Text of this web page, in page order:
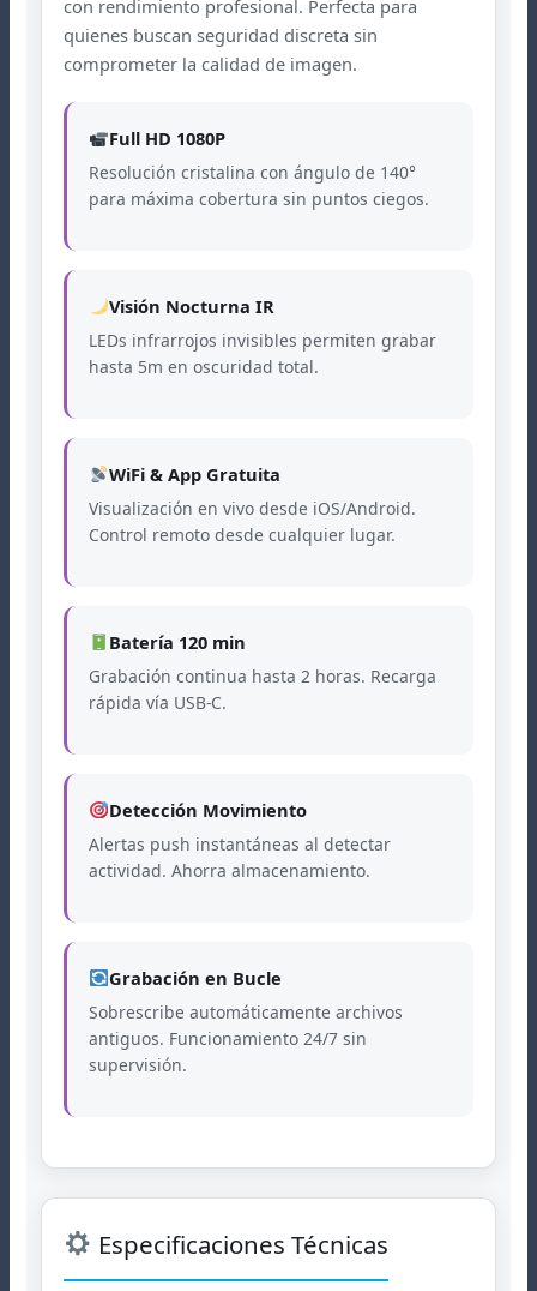
con rendimiento profesional. Perfecta para
quienes buscan seguridad discreta sin
comprometer la calidad de imagen.
Full HD 1080P
Resolución cristalina con ángulo de 140°
para máxima cobertura sin puntos ciegos.
Visión Nocturna IR
LEDs infrarrojos invisibles permiten grabar
hasta 5m en oscuridad total.
WiFi & App Gratuita
Visualización en vivo desde iOS/Android.
Control remoto desde cualquier lugar.
Batería 120 min
Grabación continua hasta 2 horas. Recarga
rápida vía USB-C.
Detección Movimiento
Alertas push instantáneas al detectar
actividad. Ahorra almacenamiento.
Grabación en Bucle
Sobrescribe automáticamente archivos
antiguos. Funcionamiento 24/7 sin
supervisión.
Especificaciones Técnicas